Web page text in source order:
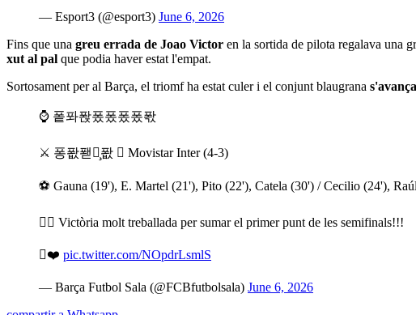
— Esport3 (@esport3) June 6, 2026
Fins que una greu errada de Joao Victor en la sortida de pilota regalava una
xut al pal que podia haver estat l'empat.
Sortosament per al Barça, el triomf ha estat culer i el conjunt blaugrana
⌚️ 퐅퐈퐍퐀퐀퐀퐀퐋
⚔️ 퐁퐚퐫퐜̧퐚  Movistar Inter (4-3)
⚽️ Gauna (19'), E. Martel (21'), Pito (22'), Catela (30') / Cecilio (24'),
 Victòria molt treballada per sumar el primer punt de les semifinals!!!
❤️ pic.twitter.com/NOpdrLsmlS
— Barça Futbol Sala (@FCBfutbolsala) June 6, 2026